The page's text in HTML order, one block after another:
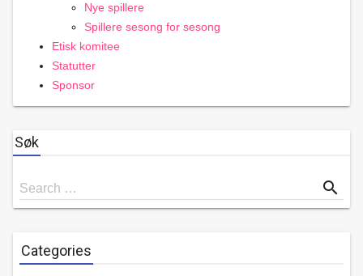
Nye spillere
Spillere sesong for sesong
Etisk komitee
Statutter
Sponsor
Søk
Search
for
Search … search
Categories